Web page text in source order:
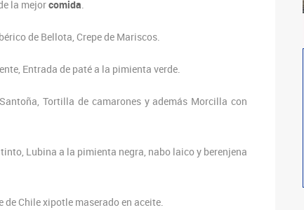
la mejorcomida.
de Bellota, Crepe de Mariscos.
Entrada de paté a la pimienta verde.
Tortilla de camarones y además Morcilla con
Lubina a la pimienta negra, nabo laico y berenjena
Chile xipotle maserado en aceite.